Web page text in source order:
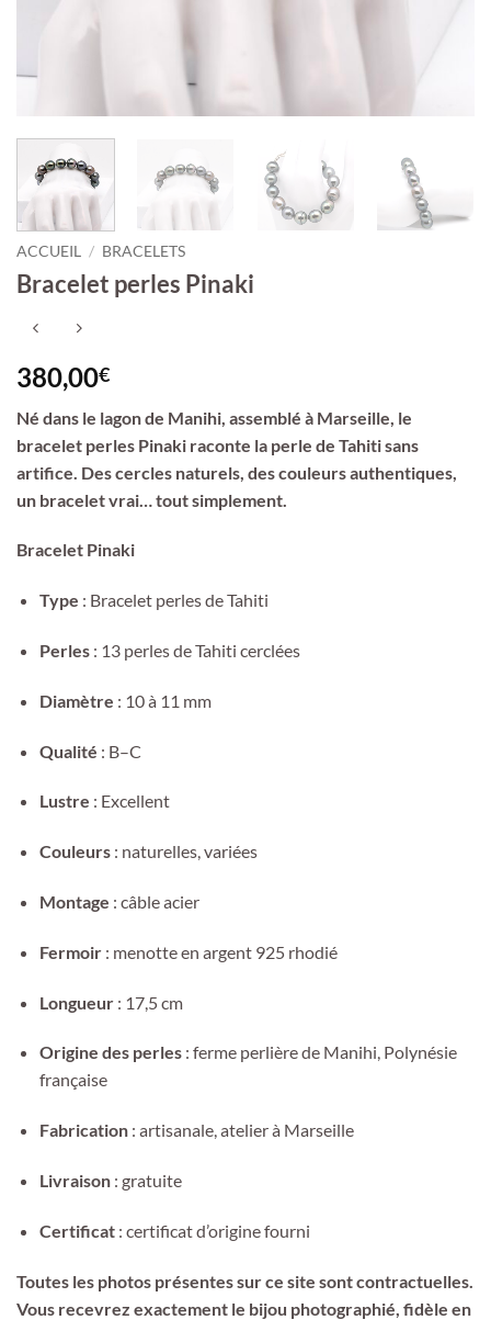
ACCUEIL / BRACELETS
Bracelet perles Pinaki
380,00€
Né dans le lagon de Manihi, assemblé à Marseille, le
bracelet perles Pinaki raconte la perle de Tahiti sans
artifice. Des cercles naturels, des couleurs authentiques,
un bracelet vrai… tout simplement.
Bracelet Pinaki
Type : Bracelet perles de Tahiti
Perles: 13 perles de Tahiti cerclées
Diamètre : 10 à 11 mm
Qualité : B–C
Lustre : Excellent
Couleurs: naturelles, variées
Montage : câble acier
Fermoir: menotte en argent 925 rhodié
Longueur: 17,5 cm
Origine des perles: ferme perlière de Manihi, Polynésie
française
Fabrication: artisanale, atelier à Marseille
Livraison: gratuite
Certificat: certificat d’origine fourni
Toutes les photos présentes sur ce site sont contractuelles.
Vous recevrez exactement le bijou photographié, fidèle en